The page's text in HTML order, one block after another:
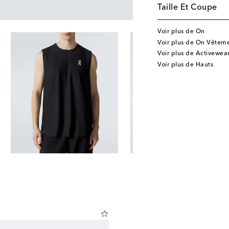
Taille Et Coupe
Voir plus de On
Voir plus de On
Voir plus de
Voir plus de Hauts